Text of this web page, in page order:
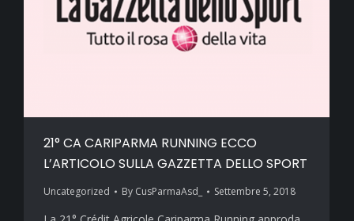
21° CA CARIPARMA RUNNING ECCO
L’ARTICOLO SULLA GAZZETTA DELLO SPORT
Uncategorized By CusParmaAsd_ Settembre 5, 2018